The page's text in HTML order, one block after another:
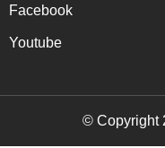
Facebook
Youtube
© Copyright